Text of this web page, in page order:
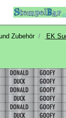
Zubehör EK